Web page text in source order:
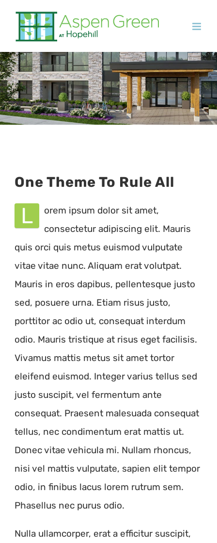
content
One Theme To Rule All
L
orem ipsum dolor sit amet,
consectetur adipiscing elit. Mauris
quis orci quis metus euismod vulputate
vitae vitae nunc. Aliquam erat volutpat.
Mauris in eros dapibus, pellentesque justo
sed, posuere urna. Etiam risus justo,
porttitor ac odio ut, consequat interdum
odio. Mauris tristique at risus eget facilisis.
Vivamus mattis metus sit amet tortor
eleifend euismod. Integer varius tellus sed
justo suscipit, vel fermentum ante
consequat. Praesent malesuada consequat
tellus, nec condimentum erat mattis ut.
Donec vitae vehicula mi. Nullam rhoncus,
nisi vel mattis vulputate, sapien elit tempor
odio, in finibus lacus lorem rutrum sem.
Phasellus nec purus odio.
Nulla ullamcorper, erat a efficitur suscipit,